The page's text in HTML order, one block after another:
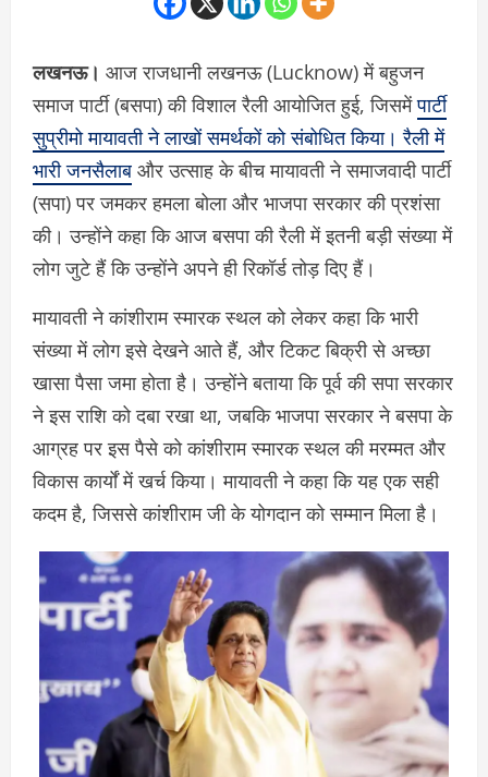
लखनऊ। आज राजधानी लखनऊ (Lucknow) में बहुजन
समाज पार्टी (बसपा) की विशाल रैली आयोजित हुई, जिसमेंपार्टी
सुप्रीमो मायावती ने लाखों समर्थकों को संबोधित किया। रैली में
भारी जनसैलाब और उत्साह के बीच मायावती ने समाजवादी पार्टी
(सपा) पर जमकर हमला बोला और भाजपा सरकार की प्रशंसा
की। उन्होंने कहा कि आज बसपा की रैली में इतनी बड़ी संख्या में
लोग जुटे हैं कि उन्होंने अपने ही रिकॉर्ड तोड़ दिए हैं।
मायावती ने कांशीराम स्मारक स्थल को लेकर कहा कि भारी
संख्या में लोग इसे देखने आते हैं, और टिकट बिक्री से अच्छा
खासा पैसा जमा होता है। उन्होंने बताया कि पूर्व की सपा सरकार
ने इस राशि को दबा रखा था, जबकि भाजपा सरकार ने बसपा के
आग्रह पर इस पैसे को कांशीराम स्मारक स्थल की मरम्मत और
विकास कार्यों में खर्च किया। मायावती ने कहा कि यह एक सही
कदम है, जिससे कांशीराम जी के योगदान को सम्मान मिला है।